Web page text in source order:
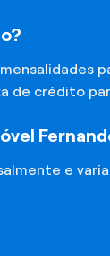
de crédito
e